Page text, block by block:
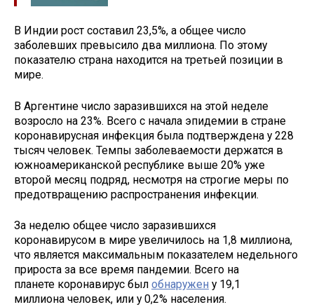
В Индии рост составил 23,5%, а общее число
заболевших превысило два миллиона. По этому
показателю страна находится на третьей позиции в
мире.
В Аргентине число заразившихся на этой неделе
возросло на 23%. Всего с начала эпидемии в стране
коронавирусная инфекция была подтверждена у 228
тысяч человек. Темпы заболеваемости держатся в
южноамериканской республике выше 20% уже
второй месяц подряд, несмотря на строгие меры по
предотвращению распространения инфекции.
За неделю общее число заразившихся
коронавирусом в мире увеличилось на 1,8 миллиона,
что является максимальным показателем недельного
прироста за все время пандемии. Всего на
планете коронавирус был обнаружен у 19,1
миллиона человек, или у 0,2% населения.